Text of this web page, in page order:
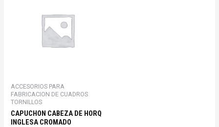
ACCESORIOS PARA
FABRICACION DE CUADROS
TORNILLOS
CAPUCHON CABEZA DE HORQ
INGLESA CROMADO